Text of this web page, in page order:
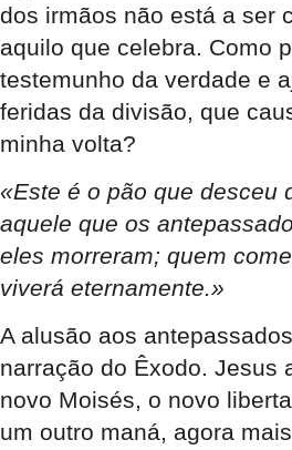
dos irmãos não está a ser
aquilo que celebra. Como
testemunho da verdade e
feridas da divisão, que
minha volta?
«Este é o pão que desceu
aquele que os
eles morreram; quem
viverá eternamente.»
A alusão aos
narração do Êxodo. Jesus
novo Moisés, o novo
um outro maná, agora